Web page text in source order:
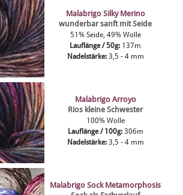
Malabrigo Silky Merino
wunderbar sanft mit Seide
51% Seide, 49% Wolle
Lauflänge / 50g: 137m
Nadelstärke: 3,5 - 4 mm
Malabrigo Arroyo
Rios kleine Schwester
100% Wolle
Lauflänge / 100g: 306m
Nadelstärke: 3,5 - 4 mm
Malabrigo Sock Metamorphosis